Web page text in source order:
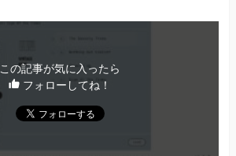
この記事が気に入ったら
フォローしてね！